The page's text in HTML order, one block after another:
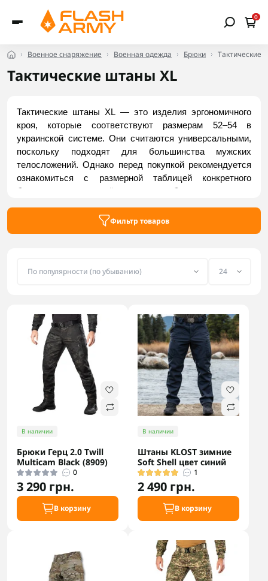
0
Военное снаряжение Военная одежда Брюки Тактические
Тактические штаны XL
Тактические штаны XL — это изделия эргономичного
кроя, которые соответствуют размерам 52–54 в
украинской системе. Они считаются универсальными,
поскольку подходят для большинства мужских
телосложений. Однако перед покупкой рекомендуется
ознакомиться с размерной таблицей конкретного
бренда и сравнить её со своими обхватами талии и
размера XL в интернет-магазине Flash Army.
Фильтр товаров
В наличии
Брюки Герц 2.0 Twill
Multicam Black (8909)
0
3 290 грн.
В корзину
В наличии
Штаны KLOST зимние
Soft Shell цвет синий
1
2 490 грн.
В корзину